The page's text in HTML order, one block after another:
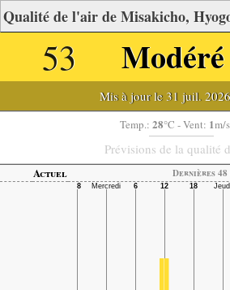
53 Modéré
Mis à jour le 31 juil.
Temp.: 28°C - Vent: 1m/
Prévisions de la qualité
Actuel Dernières 48